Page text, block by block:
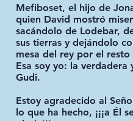
Mefiboset, el hijo de
quien David mostró
sacándolo de Lodebar,
sus tierras y dejándolo
mesa del rey por el resto
Esa soy yo: la verdadera
Gudi.
Estoy agradecido al
lo que ha hecho, ¡¡¡a Él